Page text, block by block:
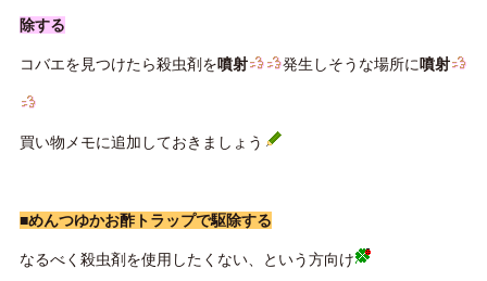
除する
コバエを見つけたら殺虫剤を噴射 発生しそうな場所に噴射
買い物メモに追加しておきましょう
■めんつゆかお酢トラップで駆除する
なるべく殺虫剤を使用したくない、という方向け